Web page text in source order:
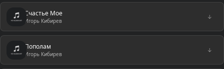
Счастье Мое
Игорь Кибирев
↓
Пополам
Игорь Кибирев
↓